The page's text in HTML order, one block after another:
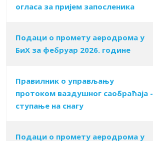
огласа за пријем запосленика
Подаци о промету аеродрома у
БиХ за фебруар 2026. године
Правилник о управљању
протоком ваздушног саобраћаја -
ступање на снагу
Подаци о промету аеродрома у